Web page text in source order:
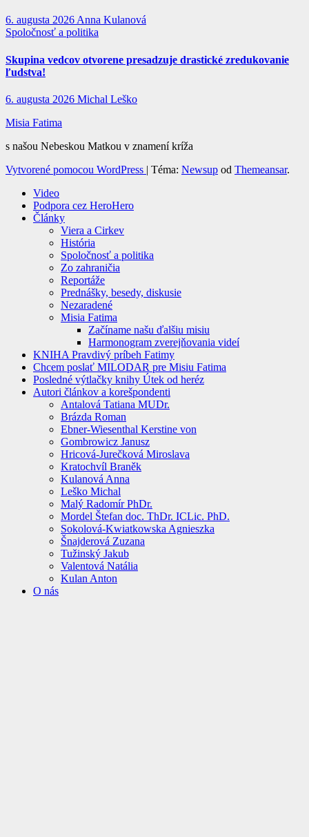
6. augusta 2026 Anna Kulanová
Spoločnosť a politika
Skupina vedcov otvorene presadzuje drastické zredukovanie
ľudstva!
6. augusta 2026 Michal Leško
Misia Fatima
s našou Nebeskou Matkou v znamení kríža
Vytvorené pomocou WordPress | Téma: Newsup od Themeansar.
Video
Podpora cez HeroHero
Články
Viera a Cirkev
História
Spoločnosť a politika
Zo zahraničia
Reportáže
Prednášky, besedy, diskusie
Nezaradené
Misia Fatima
Začíname našu ďalšiu misiu
Harmonogram zverejňovania videí
KNIHA Pravdivý príbeh Fatimy
Chcem poslať MILODAR pre Misiu Fatima
Posledné výtlačky knihy Útek od heréz
Autori článkov a korešpondenti
Antalová Tatiana MUDr.
Brázda Roman
Ebner-Wiesenthal Kerstine von
Gombrowicz Janusz
Hricová-Jurečková Miroslava
Kratochvíl Braněk
Kulanová Anna
Leško Michal
Malý Radomír PhDr.
Mordel Štefan doc. ThDr. ICLic. PhD.
Sokolová-Kwiatkowska Agnieszka
Šnajderová Zuzana
Tužinský Jakub
Valentová Natália
Kulan Anton
O nás